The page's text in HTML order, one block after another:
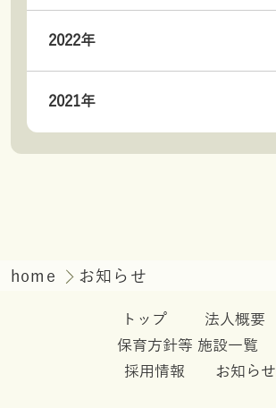
2022年
2021年
home お知らせ
トップ
法人概要
保育方針等 施設一覧
採用情報
お知らせ